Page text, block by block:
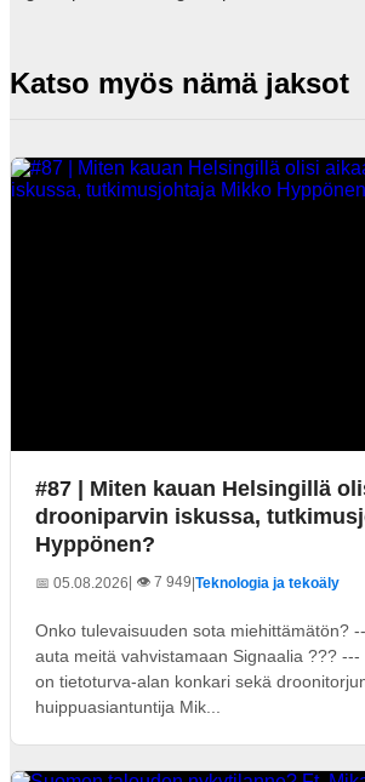
Katso myös nämä jaksot
#87 | Miten kauan Helsingillä
drooniparvin iskussa,
Hyppönen?
📅 05.08.2026| 👁️ 7 949 Teknologia ja tekoäly
Onko tulevaisuuden sota miehittämätön?
auta meitä vahvistamaan Signaalia ???
on tietoturva-alan konkari sekä
huippuasiantuntija Mik...